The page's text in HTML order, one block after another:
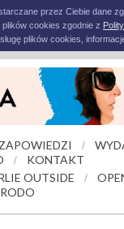
przez Ciebie dane
cookies zgodnie z
plików cookies,
ZAPOWIEDZI /
/
KONTAKT
OUTSIDE /